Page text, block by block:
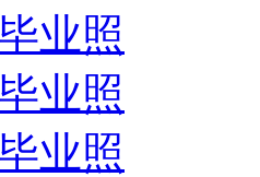
业照
业照
业照